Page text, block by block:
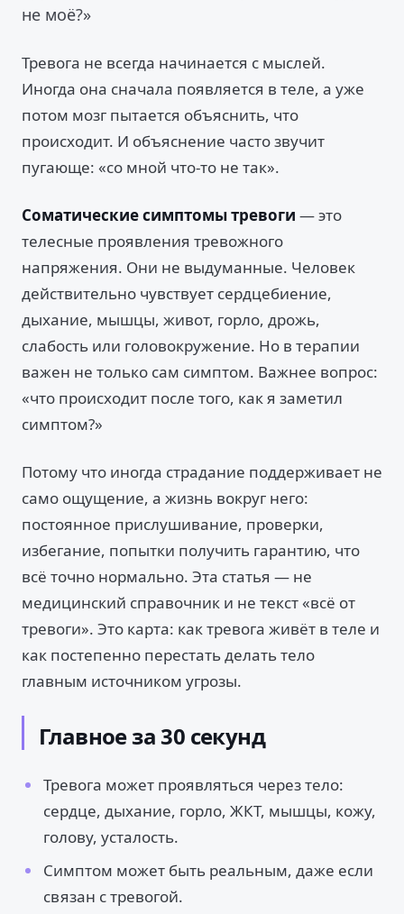
не моё?»
Тревога не всегда начинается с мыслей.
Иногда она сначала появляется в теле, а уже
потом мозг пытается объяснить, что
происходит. И объяснение часто звучит
пугающе: «со мной что-то не так».
Соматические симптомы тревоги — это
телесные проявления тревожного
напряжения. Они не выдуманные. Человек
действительно чувствует сердцебиение,
дыхание, мышцы, живот, горло, дрожь,
слабость или головокружение. Но в терапии
важен не только сам симптом. Важнее вопрос:
«что происходит после того, как я заметил
симптом?»
Потому что иногда страдание поддерживает не
само ощущение, а жизнь вокруг него:
постоянное прислушивание, проверки,
избегание, попытки получить гарантию, что
всё точно нормально. Эта статья — не
медицинский справочник и не текст «всё от
тревоги». Это карта: как тревога живёт в теле и
как постепенно перестать делать тело
главным источником угрозы.
Главное за 30 секунд
Тревога может проявляться через тело:
сердце, дыхание, горло, ЖКТ, мышцы, кожу,
голову, усталость.
Симптом может быть реальным, даже если
связан с тревогой.